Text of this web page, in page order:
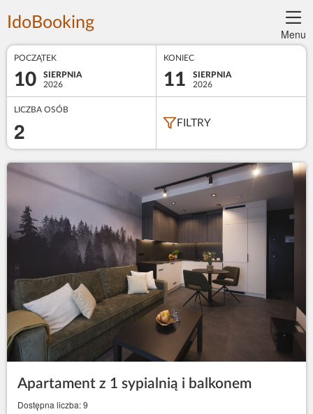
IdoBooking
Menu
POCZĄTEK
10
SIERPNIA
2026
KONIEC
11
SIERPNIA
2026
LICZBA OSÓB
2 FILTRY
Apartament z 1 sypialnią i balkonem
Dostępna liczba: 9